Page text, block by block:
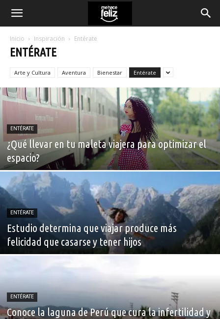
Inicio Inspiración Entérate
ENTÉRATE
Arte y Cultura Aventura Bienestar Entérate
ENTÉRATE
¿Qué llevar en tu maleta viajera para optimizar el
espacio?
ENTÉRATE
Estudio determina que viajar produce más
felicidad que casarse y tener hijos
ENTÉRATE
Conoce la laguna de Perú que cura la infertilidad y